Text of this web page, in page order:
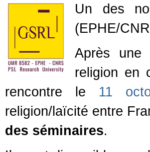
Un des
(EPHE/
Après une
religion en
rencontre le 11
religion/laïcité entre
des séminaires.